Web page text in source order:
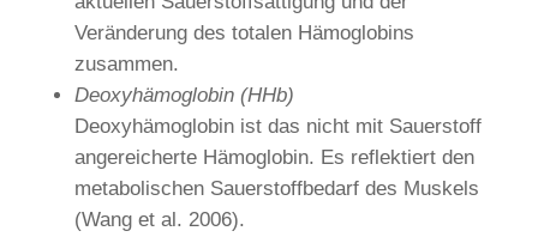
Veränderung des totalen Hämoglobins
zusammen.
Deoxyhämoglobin (HHb)
Deoxyhämoglobin ist das nicht mit Sauerstoff
angereicherte Hämoglobin. Es reflektiert den
metabolischen Sauerstoffbedarf des Muskels
(Wang et al. 2006).